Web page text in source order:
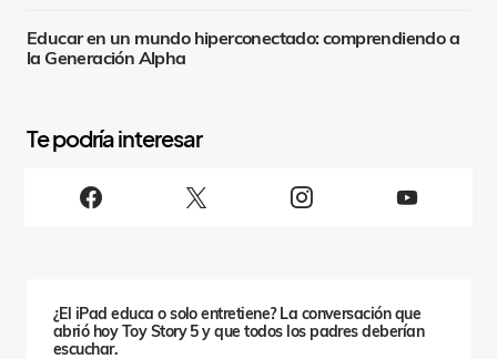
Educar en un mundo hiperconectado: comprendiendo a
la Generación Alpha
S
¿El iPad educa o solo entretiene? La conversación que
abrió hoy Toy Story 5 y que todos los padres deberían
escuchar.